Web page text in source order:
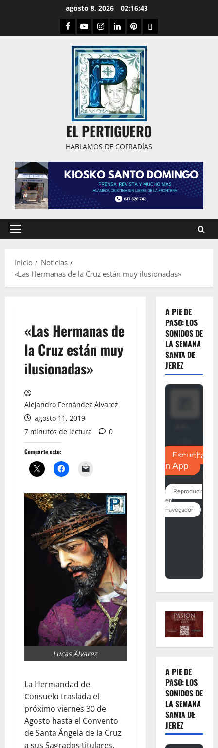
agosto 8, 2026 02:16:44
Facebook
YoutubeInstagram
LinkedPinterestDribbble
EL PERTIGUERO
HABLAMOS DE COFRADÍAS
Menú
Inicio
Noticias
«Las Hermanas de la Cruz están muy ilusionadas»
«Las Hermanas de
la Cruz están muy
ilusionadas»
Alejandro Fernández Álvarez
agosto 11, 2019
7 minutos de lectura
0
Comparte esto:
Lucas Álvarez
La Hermandad del
Consuelo traslada el
próximo viernes 30 de
Agosto hasta el Convento
de Santa Ángela de la Cruz
a sus Sagrados titulares,
A PIE DE
PASO: LOS
SONIDOS DE
LA SEMANA
SANTA DE
JEREZ
A PIE DE
PASO: LOS
SONIDOS DE
LA SEMANA
SANTA DE
JEREZ